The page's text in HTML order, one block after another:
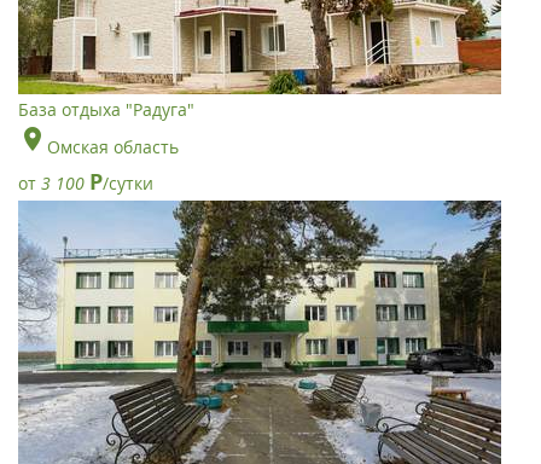
База отдыха "Радуга"
Омская область
от 3 100 Р/сутки